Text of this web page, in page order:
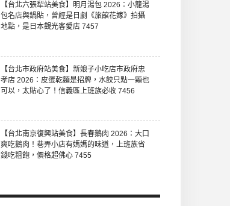
【台北六張犁站美食】明月湯包 2026：小籠湯
包名店與鍋貼，曾經是日劇《旅館花嫁》拍攝
地點，是日本觀光客愛店 7457
【台北市政府站美食】新娘子小吃店市政府忠
孝店 2026：皮蛋乾麵是招牌，水餃只點一顆也
可以，太貼心了！信義區上班族必收 7456
【台北南京復興站美食】長春鵝肉 2026：大口
爽吃鵝肉！巷弄小店有媽媽的味道，上班族省
錢吃粗飽，價格超佛心 7455